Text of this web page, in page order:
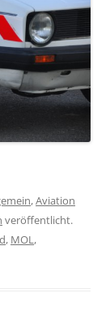
,Aviation
veröffentlicht.
, MOL ,